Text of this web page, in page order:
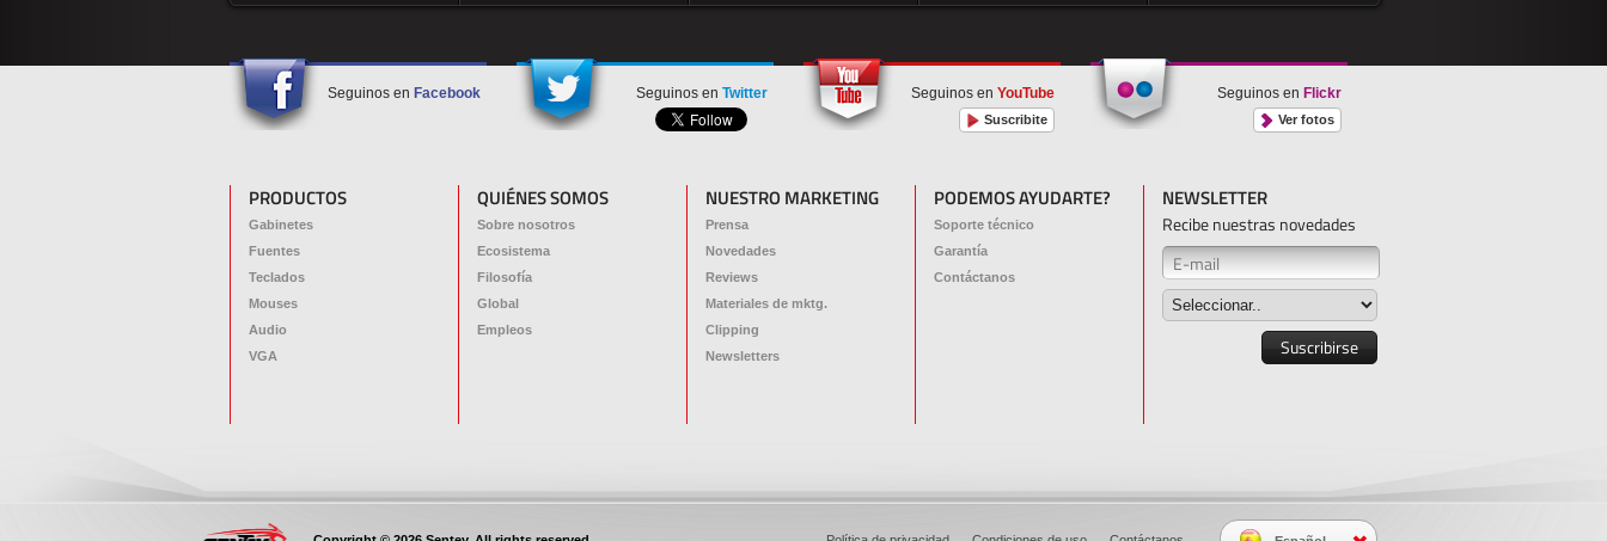
Seguinos en Facebook Seguinos en Twitter Seguinos en YouTube
Suscribite
Seguinos en Flickr
Ver fotos
PRODUCTOS
Gabinetes
Fuentes
Teclados
Mouses
Audio
VGA
QUIÉNES SOMOS
Sobre nosotros
Ecosistema
Filosofía
Global
Empleos
NUESTRO MARKETING
Prensa
Novedades
Reviews
Materiales de mktg.
Clipping
Newsletters
PODEMOS AYUDARTE?
Soporte técnico
Garantía
Contáctanos
NEWSLETTER
Recibe nuestras novedades